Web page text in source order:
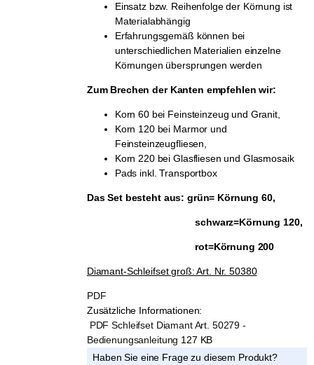
Einsatz bzw. Reihenfolge der Körnung ist
Materialabhängig
Erfahrungsgemäß können bei
unterschiedlichen Materialien einzelne
Körnungen übersprungen werden
Zum Brechen der Kanten empfehlen wir:
Korn 60 bei Feinsteinzeug und Granit,
Korn 120 bei Marmor und
Feinsteinzeugfliesen,
Korn 220 bei Glasfliesen und Glasmosaik
Pads inkl. Transportbox
Das Set besteht aus: grün= Körnung 60,
schwarz=Körnung 120,
rot=Körnung 200
Diamant-Schleifset groß: Art. Nr. 50380
PDF
Zusätzliche Informationen:
PDF Schleifset Diamant Art. 50279 -
Bedienungsanleitung 127 KB
Haben Sie eine Frage zu diesem Produkt?